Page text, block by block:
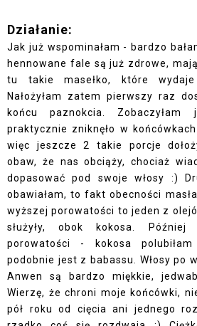
Działanie:
Jak już wspominałam - bardzo
hennowane fale są już zdrowe,
tu takie masełko, które
Nałożyłam zatem pierwszy raz
końcu paznokcia. Zobaczyłam
praktycznie zniknęło w
więc jeszcze 2 takie porcje
obaw, że nas obciąży, chociaż
dopasować pod swoje włosy :)
obawiałam, to fakt obecności
wyższej porowatości to jeden z
służyły, obok kokosa.
porowatości - kokosa
podobnie jest z babassu. Włosy po
Anwen są bardzo miękkie,
Wierzę, że chroni moje końcówki,
pół roku od cięcia ani jednego